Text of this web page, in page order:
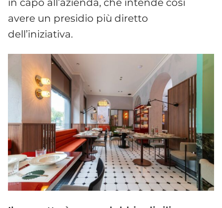
in capo all’azienda, che intende così
avere un presidio più diretto
dell’iniziativa.